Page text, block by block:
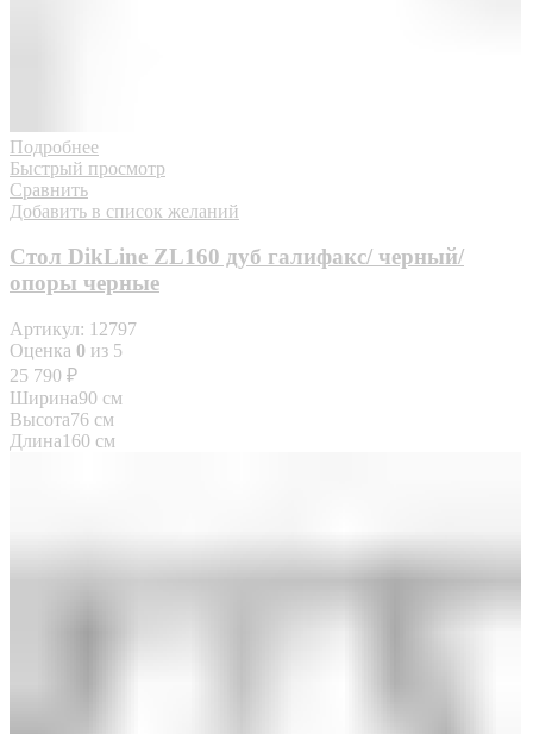
Подробнее
Быстрый просмотр
Сравнить
Добавить в список желаний
Стол DikLine ZL160 дуб галифакс/ черный/
опоры черные
Артикул: 12797
Оценка 0 из 5
25 790 ₽
Ширина90 см
Высота76 см
Длина160 см